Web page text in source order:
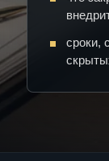
сроки,